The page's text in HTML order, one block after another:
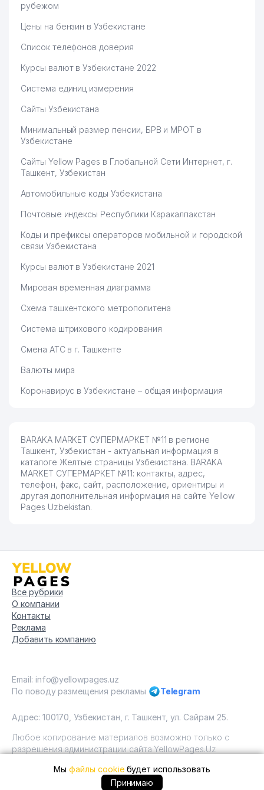
рубежом
Цены на бензин в Узбекистане
Список телефонов доверия
Курсы валют в Узбекистане 2022
Система единиц измерения
Сайты Узбекистана
Минимальный размер пенсии, БРВ и МРОТ в
Узбекистане
Сайты Yellow Pages в Глобальной Сети Интернет, г.
Ташкент, Узбекистан
Автомобильные коды Узбекистана
Почтовые индексы Республики Каракалпакстан
Коды и префиксы операторов мобильной и городской
связи Узбекистана
Курсы валют в Узбекистане 2021
Мировая временная диаграмма
Схема ташкентского метрополитена
Система штрихового кодирования
Смена АТС в г. Ташкенте
Валюты мира
Коронавирус в Узбекистане – общая информация
BARAKA MARKET СУПЕРМАРКЕТ №11 в регионе
Ташкент, Узбекистан - актуальная информация в
каталоге Желтые страницы Узбекистана. BARAKA
MARKET СУПЕРМАРКЕТ №11: контакты, адрес,
телефон, факс, сайт, расположение, ориентиры и
другая дополнительная информация на сайте Yellow
Pages Uzbekistan.
+99890 ... позвонить
Все рубрики
О компании
Контакты
Реклама
Добавить компанию
Email: info@yellowpages.uz
По поводу размещения рекламы
Telegram
Адрес: 100170, Узбекистан, г. Ташкент, ул. Сайрам 25.
Любое копирование материалов возможно только с
разрешения администрации сайта YellowPages.Uz
Copyright © Yellow Pages Uzbekistan, 2009 - 2026 / ООО
"Yellow Pages". Все права защищены All rights reserved.
Мыфайлы cookieбудет использовать
Принимаю